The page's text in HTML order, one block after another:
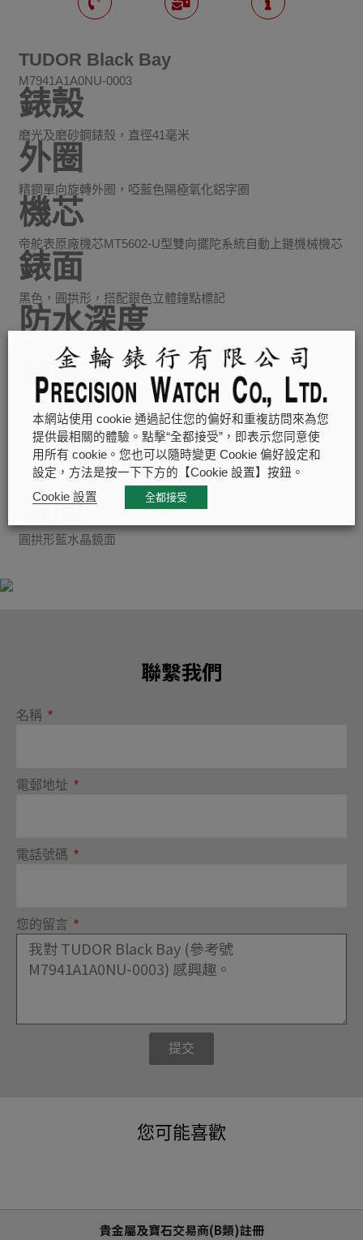
TUDOR Black Bay
M7941A1A0NU-0003
錶殼
磨光及磨砂鋼錶殼，直徑41毫米
外圈
精鋼單向旋轉外圈，啞藍色陽極氧化鋁字圈
機芯
帝舵表原廠機芯MT5602-U型雙向擺陀系統自動上鏈機械機芯
錶面
黑色，圓拱形，搭配銀色立體鐘點標記
防水深度
防水深達200米（660呎）
錶帶
不銹鋼五鏈節錶帶，經磨光及磨砂處理，配帝舵表「T-fit」帶
上鏈錶冠
精鋼旋入式上鏈錶冠，刻有帝舵表玫瑰標誌，黑色漆面，配藍
色陽極氧化鋁上鏈錶冠軸
鏡面
圓拱形藍水晶鏡面
聯繫我們
名稱
電郵地址
電話號碼
您的留言
提交
您可能喜歡
貴金屬及寶石交易商(B類)註冊
本網站使用 cookie 通過記住您的偏好和重複訪問來為您
提供最相關的體驗。點擊“全都接受”，即表示您同意使
用所有 cookie。您也可以隨時變更 Cookie 偏好設定和
設定，方法是按一下下方的【Cookie 設置】按鈕。
Cookie 設置
全都接受